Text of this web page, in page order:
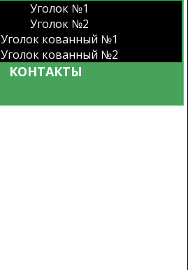
Уголок №1
Уголок №2
Уголок кованный №1
Уголок кованный №2
КОНТАКТЫ